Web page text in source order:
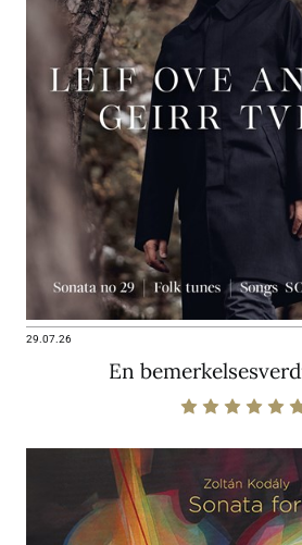
29.07.26
En